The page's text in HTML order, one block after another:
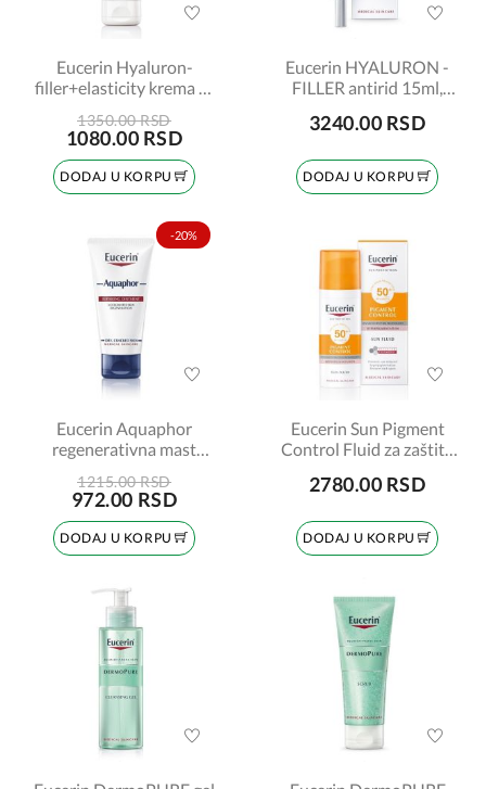
Eucerin Hyaluron-
filler+elasticity krema za
1350.00 RSD
1080.00 RSD
DODAJ U KORPU
Eucerin HYALURON -
FILLER antirid 15ml,
3240.00 RSD
DODAJ U KORPU
-20%
Eucerin Aquaphor
regenerativna mast
1215.00 RSD
972.00 RSD
DODAJ U KORPU
Eucerin Sun Pigment
Control Fluid za zaštitu
66870
2780.00 RSD
DODAJ U KORPU